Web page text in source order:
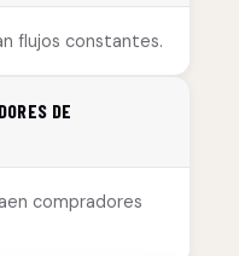
flujos constantes.
DE
compradores